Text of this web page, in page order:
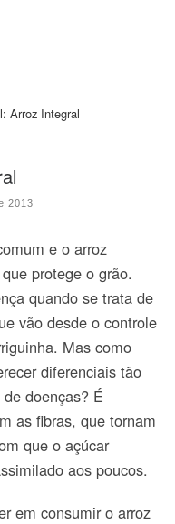
Arroz Integral
2013
e o arroz
protege o grão.
quando se trata de
vão desde o controle
Mas como
diferenciais tão
doenças? É
as fibras, que tornam
que o açúcar
aos poucos.
em consumir o arroz